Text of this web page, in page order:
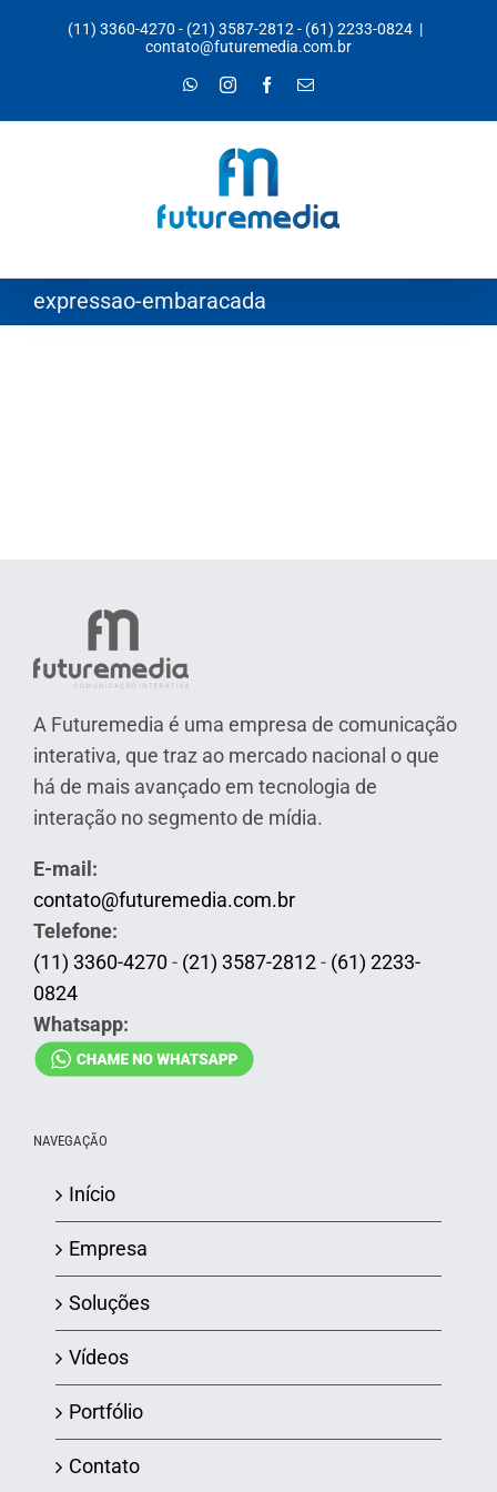
(11) 3360-4270 - (21) 3587-2812- (61) 2233-0824 |
contato@futuremedia.com.br
WhatsAppInstagramFacebook
E-
expressao-embaracada
A Futuremedia é uma empresa de comunicação
interativa, que traz ao mercado nacional o que
há de mais avançado em tecnologia de
interação no segmento de mídia.
E-mail:
contato@futuremedia.com.br
Telefone:
(11) 3360-4270 - (21) 3587-2812- (61) 2233-
0824
Whatsapp:
NAVEGAÇÃO
Início
Empresa
Soluções
Vídeos
Portfólio
Contato